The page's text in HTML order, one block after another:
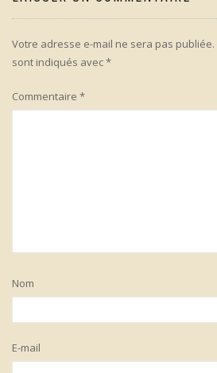
Votre adresse e-mail ne sera pas publiée.
sont indiqués avec*
Commentaire *
Nom
E-mail